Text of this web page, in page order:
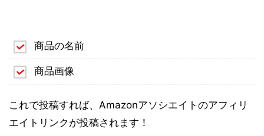
商品の名前
商品画像
これで投稿すれば、Amazonアソシエイトのアフィリ
エイトリンクが投稿されます！